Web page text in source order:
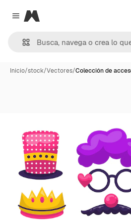
Close menu
Magnific
Inicio/stock/Vectores/Colección de